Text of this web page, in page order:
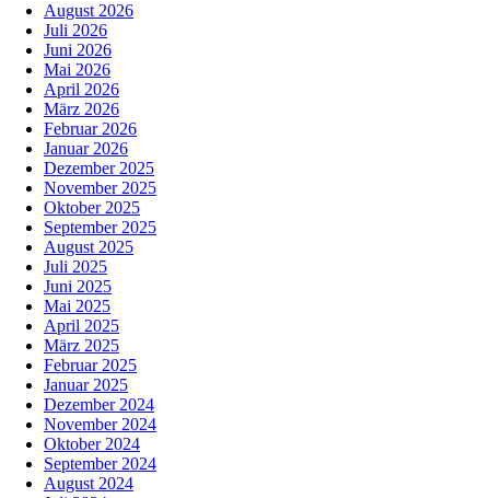
August 2026
Juli 2026
Juni 2026
Mai 2026
April 2026
März 2026
Februar 2026
Januar 2026
Dezember 2025
November 2025
Oktober 2025
September 2025
August 2025
Juli 2025
Juni 2025
Mai 2025
April 2025
März 2025
Februar 2025
Januar 2025
Dezember 2024
November 2024
Oktober 2024
September 2024
August 2024